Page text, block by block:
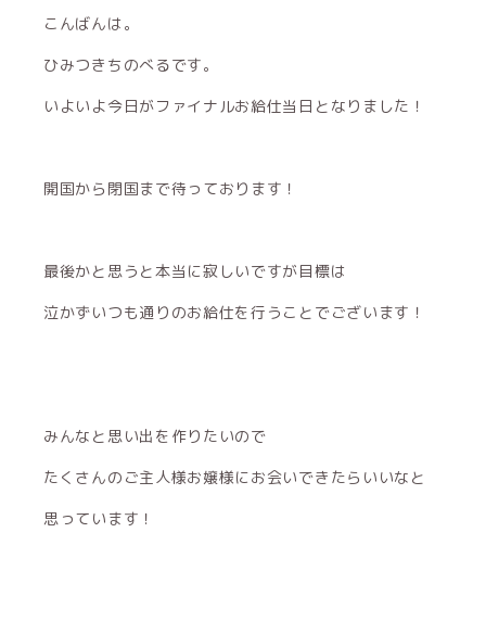
こんばんは。
ひみつきちのべるです。
いよいよ今日がファイナルお給仕当日となりました！
開国から閉国まで待っております！
最後かと思うと本当に寂しいですが目標は
泣かずいつも通りのお給仕を行うことでございます！
みんなと思い出を作りたいので
たくさんのご主人様お嬢様にお会いできたらいいなと
思っています！